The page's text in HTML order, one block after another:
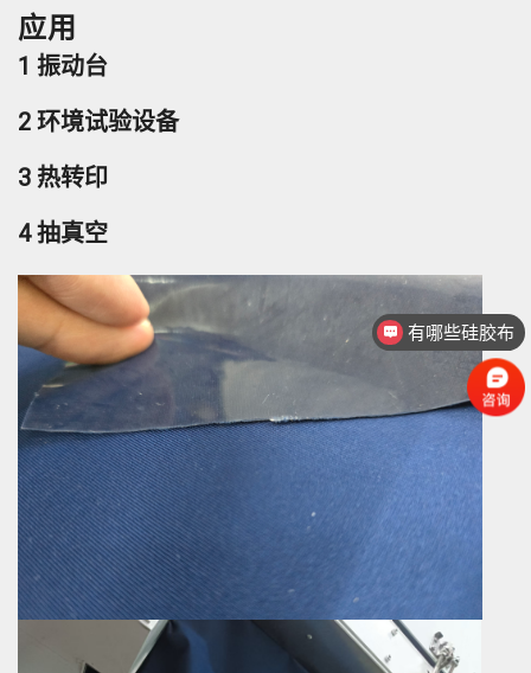
应用
1 振动台
2 环境试验设备
3 热转印
4 抽真空
有哪些硅胶布